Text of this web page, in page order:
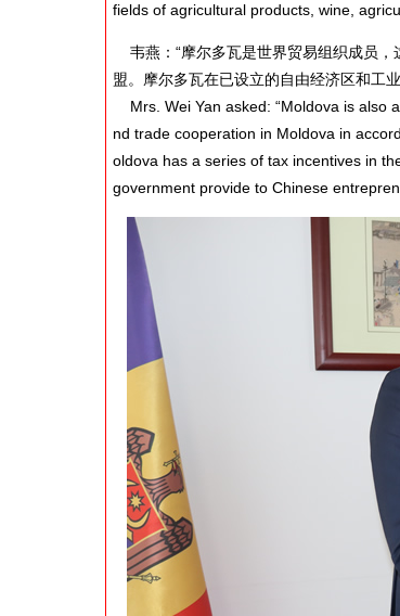
fields of agricultural products, wine,
韦燕：“摩尔多瓦是世界贸易组织成员，
盟。摩尔多瓦在已设立的自由经济区和工
Mrs. Wei Yan asked: “Moldova is also
nd trade cooperation in Moldova in
oldova has a series of tax incentives in
government provide to Chinese